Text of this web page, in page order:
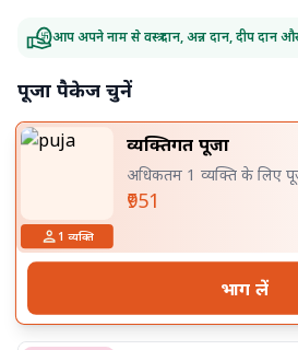
आप अपने नाम से वस्त्र दान, अन्न दान, दीप दान
पूजा पैकेज चुनें
1 व्यक्ति
व्यक्तिगत पूजा
अधिकतम 1 व्यक्ति के लिए
₹951
भाग लें